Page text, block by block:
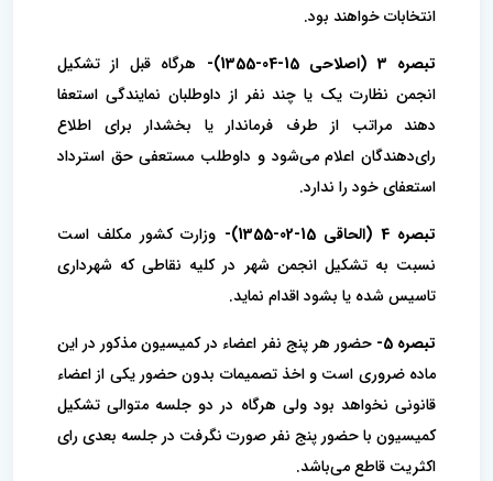
انتخابات خواهند بود.
تبصره 3 (اصلاحی 15-04-1355)-
هرگاه قبل از تشکیل
انجمن نظارت یک یا چند نفر از داوطلبان نمایندگی استعفا
دهند مراتب از طرف فرماندار یا بخشدار برای اطلاع
رای‌دهندگان اعلام می‌شود و داوطلب مستعفی حق استرداد
استعفای خود را ندارد.
تبصره 4 (الحاقی 15-02-1355)-
وزارت کشور مکلف است
نسبت به تشکیل انجمن شهر در کلیه نقاطی که شهرداری
تاسیس شده یا بشود اقدام نماید.
تبصره 5-
حضور هر پنج نفر اعضاء در کمیسیون مذکور در این
ماده ضروری است و اخذ تصمیمات بدون حضور یکی از اعضاء
قانونی نخواهد بود ولی هرگاه در دو جلسه متوالی تشکیل
کمیسیون با حضور پنج نفر صورت نگرفت در جلسه بعدی رای
اکثریت قاطع می‌باشد.